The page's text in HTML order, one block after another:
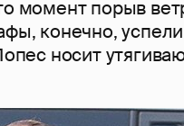
момент порыв
конечно,
носит